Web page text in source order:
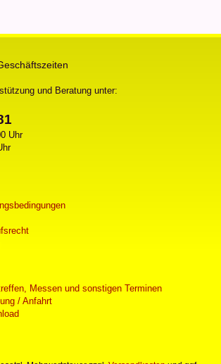
und Beratung unter:
Uhr
Messen und sonstigen Terminen
/ Anfahrt